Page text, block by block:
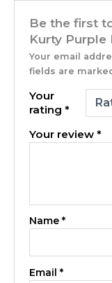
Be the first
Kurty Purple
Your email
fields are
Your
rating*
Your review*
Name*
Email*